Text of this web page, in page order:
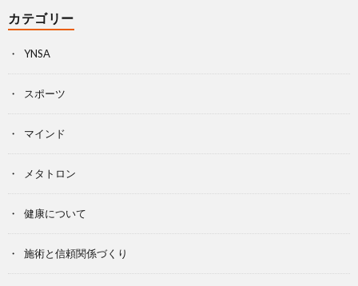
カテゴリー
YNSA
スポーツ
マインド
メタトロン
健康について
施術と信頼関係づくり